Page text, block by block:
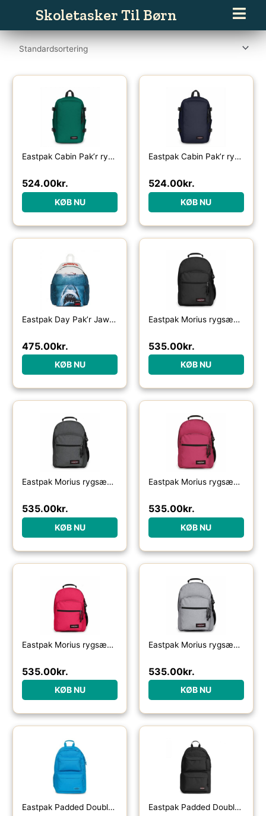
indholdet
Skoletasker Til Børn
Eastpak Cabin Pak’r rygsæk 22L-pineneedle green – Skoletasker / -rygsække
524.00kr.
KØB NU
Eastpak Cabin Pak’r rygsæk 22L-ultra marine – Skoletasker / -rygsække
524.00kr.
KØB NU
Eastpak Day Pak’r Jaws Poster rygsæk 24L – Skoletasker / -rygsække
475.00kr.
KØB NU
Eastpak Morius rygsæk 34L-black – Skoletasker / -rygsække
535.00kr.
KØB NU
Eastpak Morius rygsæk 34L-black denim – Skoletasker / -rygsække
535.00kr.
KØB NU
Eastpak Morius rygsæk 34L-ruby pink – Skoletasker / -rygsække
535.00kr.
KØB NU
Eastpak Morius rygsæk 34L-strawberry pink – Skoletasker / -rygsække
535.00kr.
KØB NU
Eastpak Morius rygsæk 34L-sunday grey – Skoletasker / -rygsække
535.00kr.
KØB NU
Eastpak Padded Double 24 L-aurora blue – Skoletasker / -rygsække Eastpak Padded Double 24 L-black – Skoletasker / -rygsække